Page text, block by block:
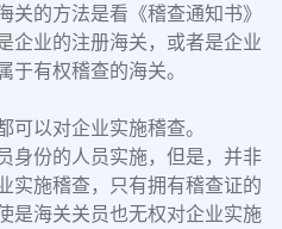
关的方法是看《稽查通知书》
企业的注册海关，或者是企业
于有权稽查的海关。
以对企业实施稽查。
身份的人员实施，但是，并非
实施稽查，只有拥有稽查证的
是海关关员也无权对企业实施